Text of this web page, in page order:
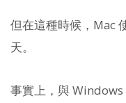
但在這種時候，Mac
天。
事實上，與